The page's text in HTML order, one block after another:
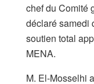
chef du Comité
déclaré samedi
soutien total
MENA.
M. El-Mosselhi